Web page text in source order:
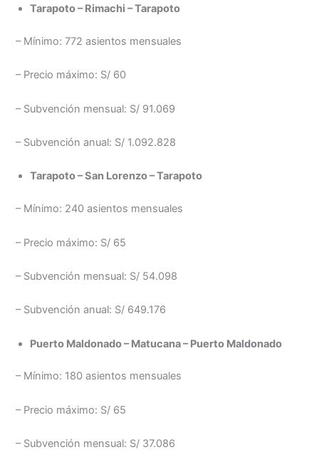
Tarapoto – Rimachi – Tarapoto
– Mínimo: 772 asientos mensuales
– Precio máximo: S/ 60
– Subvención mensual: S/ 91.069
– Subvención anual: S/ 1.092.828
Tarapoto – San Lorenzo – Tarapoto
– Mínimo: 240 asientos mensuales
– Precio máximo: S/ 65
– Subvención mensual: S/ 54.098
– Subvención anual: S/ 649.176
Puerto Maldonado – Matucana – Puerto Maldonado
– Mínimo: 180 asientos mensuales
– Precio máximo: S/ 65
– Subvención mensual: S/ 37.086